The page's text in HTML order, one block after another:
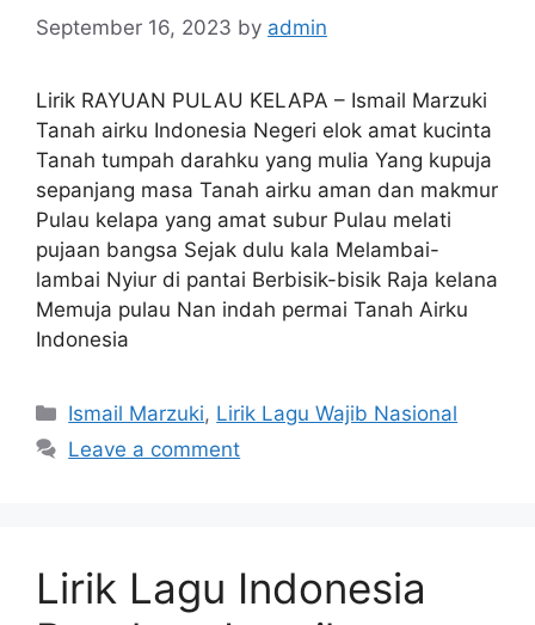
September 16, 2023 by admin
Lirik RAYUAN PULAU KELAPA – Ismail Marzuki
Tanah airku Indonesia Negeri elok amat kucinta
Tanah tumpah darahku yang mulia Yang kupuja
sepanjang masa Tanah airku aman dan makmur
Pulau kelapa yang amat subur Pulau melati
pujaan bangsa Sejak dulu kala Melambai-
lambai Nyiur di pantai Berbisik-bisik Raja kelana
Memuja pulau Nan indah permai Tanah Airku
Indonesia
Categories
Ismail Marzuki, Lirik Lagu Wajib Nasional
Leave a comment
Lirik Lagu Indonesia